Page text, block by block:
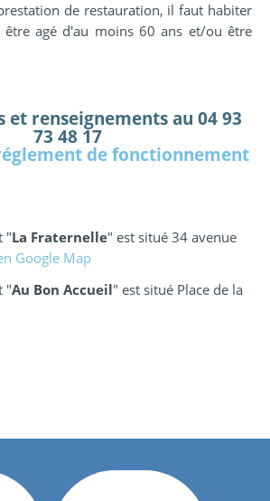
de restauration, il faut habiter
être agé d'au moins 60 ans et/ou être
renseignements au 04 93
73 48 17
de fonctionnement
"La Fraternelle" est situé 34 avenue
Google Map
"Au Bon Accueil" est situé Place de la